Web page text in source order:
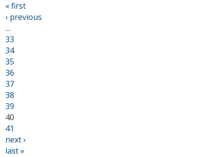
« first
‹ previous
…
33
34
35
36
37
38
39
40
41
next ›
last »